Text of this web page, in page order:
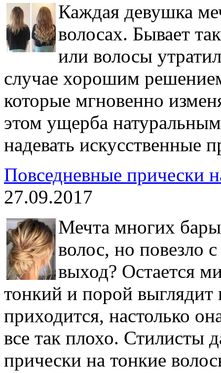
Каждая девушка
волосах. Бывает
или волосы
случае хорошим
которые мгновенно
этом ущерба
надевать искусственные
Повседневные прически
27.09.2017
Мечта многих
волос, но повезло
выход? Остается
тонкий и порой
приходится, настолько
все так плохо. Стилисты
прически на тонкие